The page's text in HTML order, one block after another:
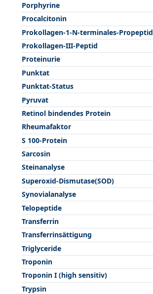
Porphyrine
Procalcitonin
Prokollagen-1-N-terminales-Propeptid
Prokollagen-III-Peptid
Proteinurie
Punktat
Punktat-Status
Pyruvat
Retinol bindendes Protein
Rheumafaktor
S 100-Protein
Sarcosin
Steinanalyse
Superoxid-Dismutase(SOD)
Synovialanalyse
Telopeptide
Transferrin
Transferrinsättigung
Triglyceride
Troponin
Troponin I (high sensitiv)
Trypsin